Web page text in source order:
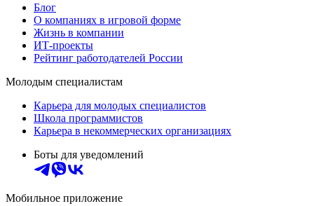
Блог
О компаниях в игровой форме
Жизнь в компании
ИТ-проекты
Рейтинг работодателей России
Молодым специалистам
Карьера для молодых специалистов
Школа программистов
Карьера в некоммерческих организациях
Боты для уведомлений
Мобильное приложение